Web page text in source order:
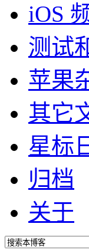
iOS
测试
苹果
其它
星标
归档
关于